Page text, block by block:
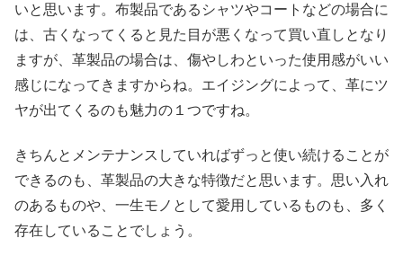
いと思います。布製品であるシャツやコートなどの場合に
は、古くなってくると見た目が悪くなって買い直しとなり
ますが、革製品の場合は、傷やしわといった使用感がいい
感じになってきますからね。エイジングによって、革にツ
ヤが出てくるのも魅力の１つですね。
きちんとメンテナンスしていればずっと使い続けることが
できるのも、革製品の大きな特徴だと思います。思い入れ
のあるものや、一生モノとして愛用しているものも、多く
存在していることでしょう。